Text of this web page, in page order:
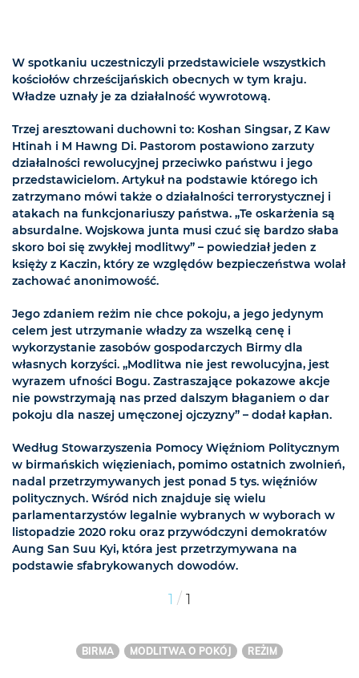
W spotkaniu uczestniczyli przedstawiciele wszystkich
kościołów chrześcijańskich obecnych w tym kraju.
Władze uznały je za działalność wywrotową.
Trzej aresztowani duchowni to: Koshan Singsar, Z Kaw
Htinah i M Hawng Di. Pastorom postawiono zarzuty
działalności rewolucyjnej przeciwko państwu i jego
przedstawicielom. Artykuł na podstawie którego ich
zatrzymano mówi także o działalności terrorystycznej i
atakach na funkcjonariuszy państwa. „Te oskarżenia są
absurdalne. Wojskowa junta musi czuć się bardzo słaba
skoro boi się zwykłej modlitwy” – powiedział jeden z
księży z Kaczin, który ze względów bezpieczeństwa wolał
zachować anonimowość.
Jego zdaniem reżim nie chce pokoju, a jego jedynym
celem jest utrzymanie władzy za wszelką cenę i
wykorzystanie zasobów gospodarczych Birmy dla
własnych korzyści. „Modlitwa nie jest rewolucyjna, jest
wyrazem ufności Bogu. Zastraszające pokazowe akcje
nie powstrzymają nas przed dalszym błaganiem o dar
pokoju dla naszej umęczonej ojczyzny” – dodał kapłan.
Według Stowarzyszenia Pomocy Więźniom Politycznym
w birmańskich więzieniach, pomimo ostatnich zwolnień,
nadal przetrzymywanych jest ponad 5 tys. więźniów
politycznych. Wśród nich znajduje się wielu
parlamentarzystów legalnie wybranych w wyborach w
listopadzie 2020 roku oraz przywódczyni demokratów
Aung San Suu Kyi, która jest przetrzymywana na
podstawie sfabrykowanych dowodów.
1 / 1
BIRMA MODLITWA O POKÓJ REŻIM